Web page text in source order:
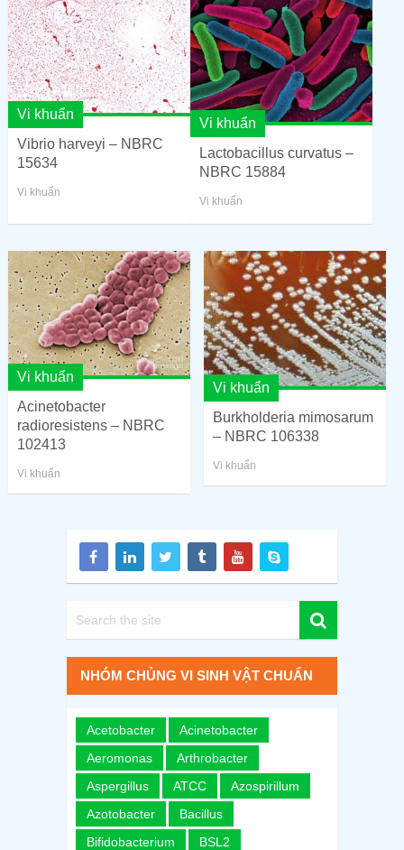
Vi khuẩn
Vibrio harveyi – NBRC
15634
Vi khuẩn
Vi khuẩn
Lactobacillus curvatus –
NBRC 15884
Vi khuẩn
Vi khuẩn
Acinetobacter
radioresistens – NBRC
102413
Vi khuẩn
Vi khuẩn
Burkholderia mimosarum
– NBRC 106338
Vi khuẩn
NHÓM CHỦNG VI SINH VẬT CHUẨN
Acetobacter
Acinetobacter
Aeromonas
Arthrobacter
Aspergillus
ATCC
Azospirillum
Azotobacter
Bacillus
Bifidobacterium
BSL2